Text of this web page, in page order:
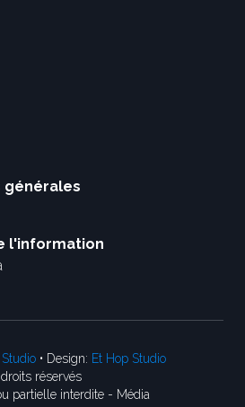
générales
l'information
• Design: Et Hop Studio
réservés
partielle interdite - Média